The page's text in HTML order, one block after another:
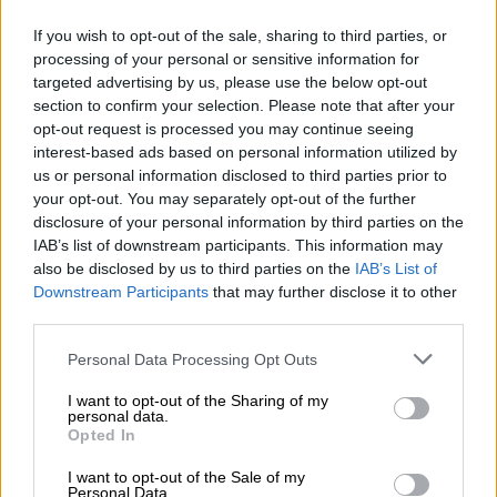
If you wish to opt-out of the sale, sharing to third parties, or
processing of your personal or sensitive information for
targeted advertising by us, please use the below opt-out
section to confirm your selection. Please note that after your
opt-out request is processed you may continue seeing
interest-based ads based on personal information utilized by
us or personal information disclosed to third parties prior to
your opt-out. You may separately opt-out of the further
disclosure of your personal information by third parties on the
IAB’s list of downstream participants. This information may
also be disclosed by us to third parties on the IAB’s List of
Downstream Participants that may further disclose it to other
Please note that this website/app uses one or more Google
not limited to your visit or usage behaviour. You may click to
grant or deny consent to Google and its third-party tags to
use your data for below specified purposes in below Google
consent section.
Personal Data Processing Opt Outs
I want to opt-out of the Sharing of my
personal data.
Opted In
I want to opt-out of the Sale of my
Personal Data.
φαίνεται οφείλεται σε έναν αδενοϊό, ο
οποίος μέχρι πρότινος προκαλούσε ένα
κοινό κρυολόγημα.
«Έχει γίνει ενδελεχής έλεγχος σε 13 παιδιά
στηΣκωτία . Στα 3 από αυτά αποδείχτηκε ότι
νοσούν με κορονοϊό, τα 5 ήταν αρνητικά, τα 2
φαίνεται ότι έπασχαν πριν μερικούς μήνες
απόκορονοϊό. Στα 11 που έγιναν ειδικές
εξετάσεις γιααδενοϊό, τα 5 ήταν θετικά.
φαίνεται να είναι ο ένοχος», δήλωσε
χαρακτηριστικά.
Υπάρχει συσχέτιση με τον κορονοϊό;